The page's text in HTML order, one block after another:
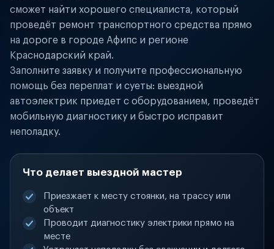
сможет найти хорошего специалиста, который
проведёт ремонт транспортного средства прямо
на дороге в городе Афипс и регионе
Краснодарский край.
Заполните заявку и получите профессиональную
помощь без переплат и суеты: выездной
автоэлектрик приедет с оборудованием, проведёт
мобильную диагностику и быстро исправит
неполадку.
Что делает выездной мастер
Приезжает к месту стоянки, на трассу или
объект
Проводит диагностику электрики прямо на
месте